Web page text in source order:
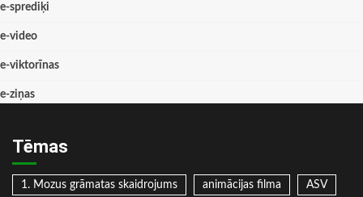
e-sprediķi
e-video
e-viktorīnas
e-ziņas
Tēmas
1. Mozus grāmatas skaidrojums animācijas filma ASV